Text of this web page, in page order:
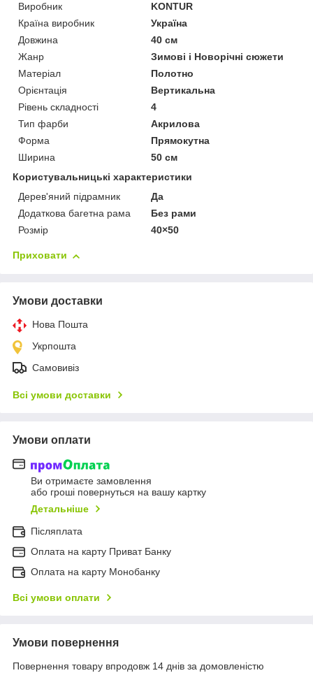
Виробник
KONTUR
Країна виробник
Україна
Довжина
40 см
Жанр
Зимові і Новорічні сюжети
Матеріал
Полотно
Орієнтація
Вертикальна
Рівень складності
4
Тип фарби
Акрилова
Форма
Прямокутна
Ширина
50 см
Користувальницькі характеристики
Дерев'яний підрамник
Да
Додаткова багетна рама
Без рами
Розмір
40×50
Приховати
Умови доставки
Нова Пошта
Укрпошта
Самовивіз
Всі умови доставки
Умови оплати
Ви отримаєте замовлення
або гроші повернуться на вашу картку
Детальніше
Післяплата
Оплата на карту Приват Банку
Оплата на карту Монобанку
Всі умови оплати
Умови повернення
Повернення товару впродовж 14 днів за домовленістю